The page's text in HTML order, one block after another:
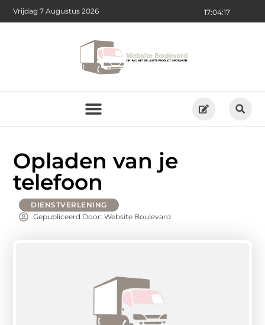
17:04:18
Vrijdag 7 Augustus 2026
Opladen van je
telefoon
DIENSTVERLENING
Gepubliceerd Door: Website Boulevard